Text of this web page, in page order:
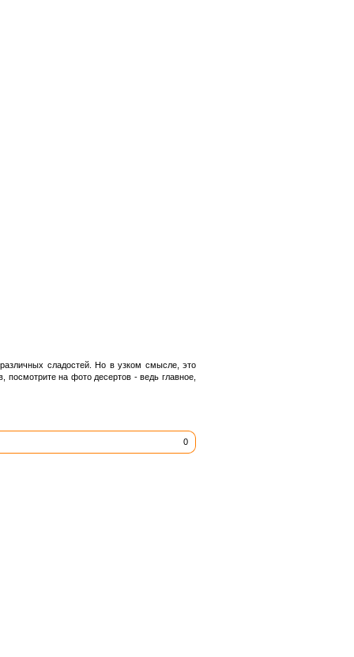
сладостей. Но в узком смысле, это
посмотрите на фото десертов - ведь главное,
0